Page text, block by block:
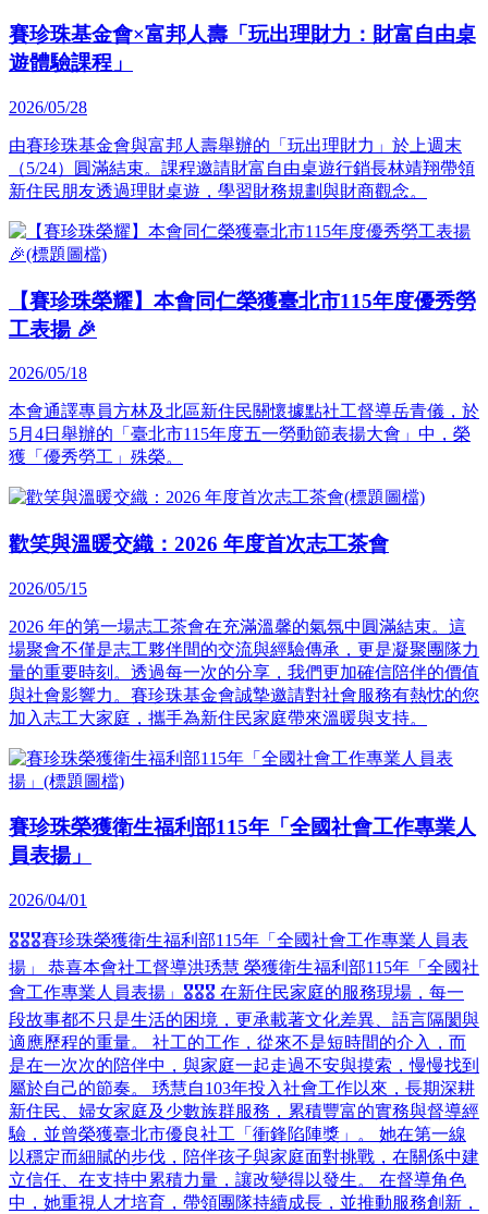
賽珍珠基金會×富邦人壽「玩出理財力：財富自由桌
遊體驗課程」
2026/05/28
由賽珍珠基金會與富邦人壽舉辦的「玩出理財力」於上週末
（5/24）圓滿結束。課程邀請財富自由桌遊行銷長林靖翔帶領
新住民朋友透過理財桌遊，學習財務規劃與財商觀念。
【賽珍珠榮耀】本會同仁榮獲臺北市115年度優秀勞
工表揚 🎉
2026/05/18
本會通譯專員方林及北區新住民關懷據點社工督導岳青儀，於
5月4日舉辦的「臺北市115年度五一勞動節表揚大會」中，榮
獲「優秀勞工」殊榮。
歡笑與溫暖交織：2026 年度首次志工茶會
2026/05/15
2026 年的第一場志工茶會在充滿溫馨的氣氛中圓滿結束。這
場聚會不僅是志工夥伴間的交流與經驗傳承，更是凝聚團隊力
量的重要時刻。透過每一次的分享，我們更加確信陪伴的價值
與社會影響力。賽珍珠基金會誠摯邀請對社會服務有熱忱的您
加入志工大家庭，攜手為新住民家庭帶來溫暖與支持。
賽珍珠榮獲衛生福利部115年「全國社會工作專業人
員表揚」
2026/04/01
🎖️🎖️🎖️賽珍珠榮獲衛生福利部115年「全國社會工作專業人員表
揚」 恭喜本會社工督導洪琇慧 榮獲衛生福利部115年「全國社
會工作專業人員表揚」🎖️🎖️🎖️ 在新住民家庭的服務現場，每一
段故事都不只是生活的困境，更承載著文化差異、語言隔閡與
適應歷程的重量。 社工的工作，從來不是短時間的介入，而
是在一次次的陪伴中，與家庭一起走過不安與摸索，慢慢找到
屬於自己的節奏。 琇慧自103年投入社會工作以來，長期深耕
新住民、婦女家庭及少數族群服務，累積豐富的實務與督導經
驗，並曾榮獲臺北市優良社工「衝鋒陷陣獎」。 她在第一線
以穩定而細膩的步伐，陪伴孩子與家庭面對挑戰，在關係中建
立信任、在支持中累積力量，讓改變得以發生。 在督導角色
中，她重視人才培育，帶領團隊持續成長，並推動服務創新，